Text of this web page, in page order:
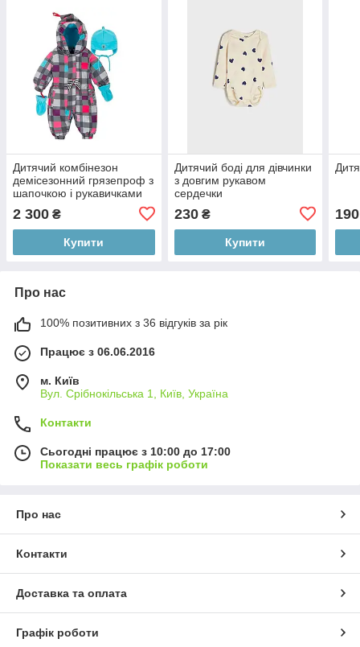
Дитячий комбінезон
демісезонний грязепроф з
шапочкою і рукавичками
Deux
2 300 ₴
Купити
Дитячий боді для дівчинки
з довгим рукавом
сердечки
230₴
Купити
190
Про нас
100% позитивних з 36 відгуків за рік
Працює з 06.06.2016
м. Київ
Вул. Срібнокільська 1, Київ, Україна
Контакти
Сьогодні працює з 10:00 до 17:00
Показати весь графік роботи
Про нас
Контакти
Доставка та оплата
Графік роботи